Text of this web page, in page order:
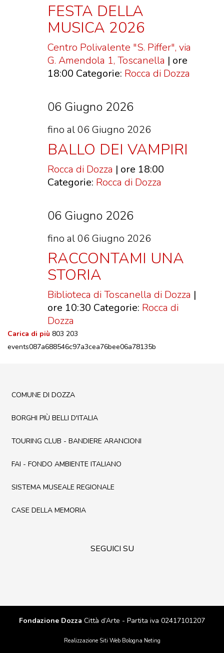
FESTA DELLA
MUSICA 2026
Centro Polivalente "S. Piffer", via
G. Amendola 1, Toscanella | ore
18:00 Categorie: Rocca di Dozza
06 Giugno 2026
fino al 06 Giugno 2026
BALLO DEI VAMPIRI
Rocca di Dozza | ore 18:00
Categorie: Rocca di Dozza
06 Giugno 2026
fino al 06 Giugno 2026
RACCONTAMI UNA
STORIA
Biblioteca di Toscanella di Dozza |
ore 10:30 Categorie: Rocca di
Dozza
Carica di più 803 203
events087a688546c97a3cea76bee06a78135b
COMUNE DI DOZZA
BORGHI PIÙ BELLI D'ITALIA
TOURING CLUB - BANDIERE ARANCIONI
FAI - FONDO AMBIENTE ITALIANO
SISTEMA MUSEALE REGIONALE
CASE DELLA MEMORIA
SEGUICI SU
Fondazione Dozza Città d’Arte - Partita iva 02417101207
Realizzazione Siti Web Bologna Neting